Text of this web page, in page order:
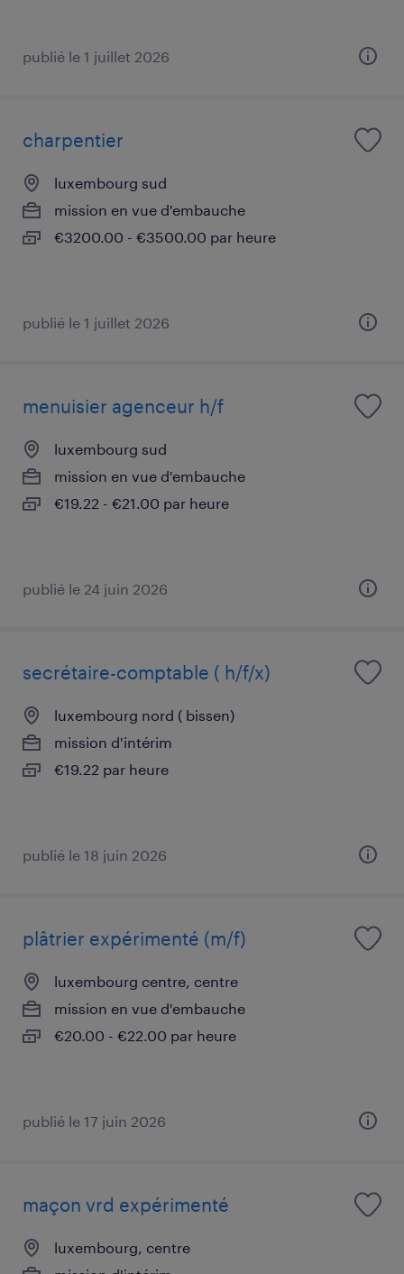
publié le 1 juillet 2026
charpentier
luxembourg sud
mission en vue d'embauche
€3200.00 - €3500.00 par heure
publié le 1 juillet 2026
menuisier agenceur h/f
luxembourg sud
mission en vue d'embauche
€19.22 - €21.00 par heure
publié le 24 juin 2026
secrétaire-comptable ( h/f/x)
luxembourg nord ( bissen)
mission d'intérim
€19.22 par heure
publié le 18 juin 2026
plâtrier expérimenté (m/f)
luxembourg centre, centre
mission en vue d'embauche
€20.00 - €22.00 par heure
publié le 17 juin 2026
maçon vrd expérimenté
luxembourg, centre